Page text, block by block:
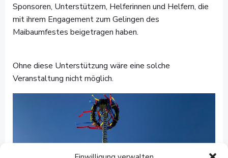
Sponsoren, Unterstützern, Helferinnen und Helfern, die
mit ihrem Engagement zum Gelingen des
Maibaumfestes beigetragen haben.
Ohne diese Unterstützung wäre eine solche
Veranstaltung nicht möglich.